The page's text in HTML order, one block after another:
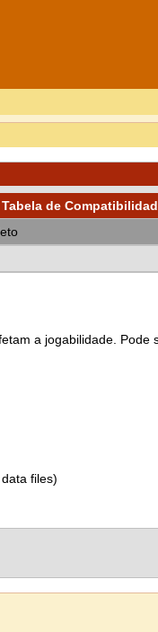
Tabela de
a jogabilidade. Pode
files)